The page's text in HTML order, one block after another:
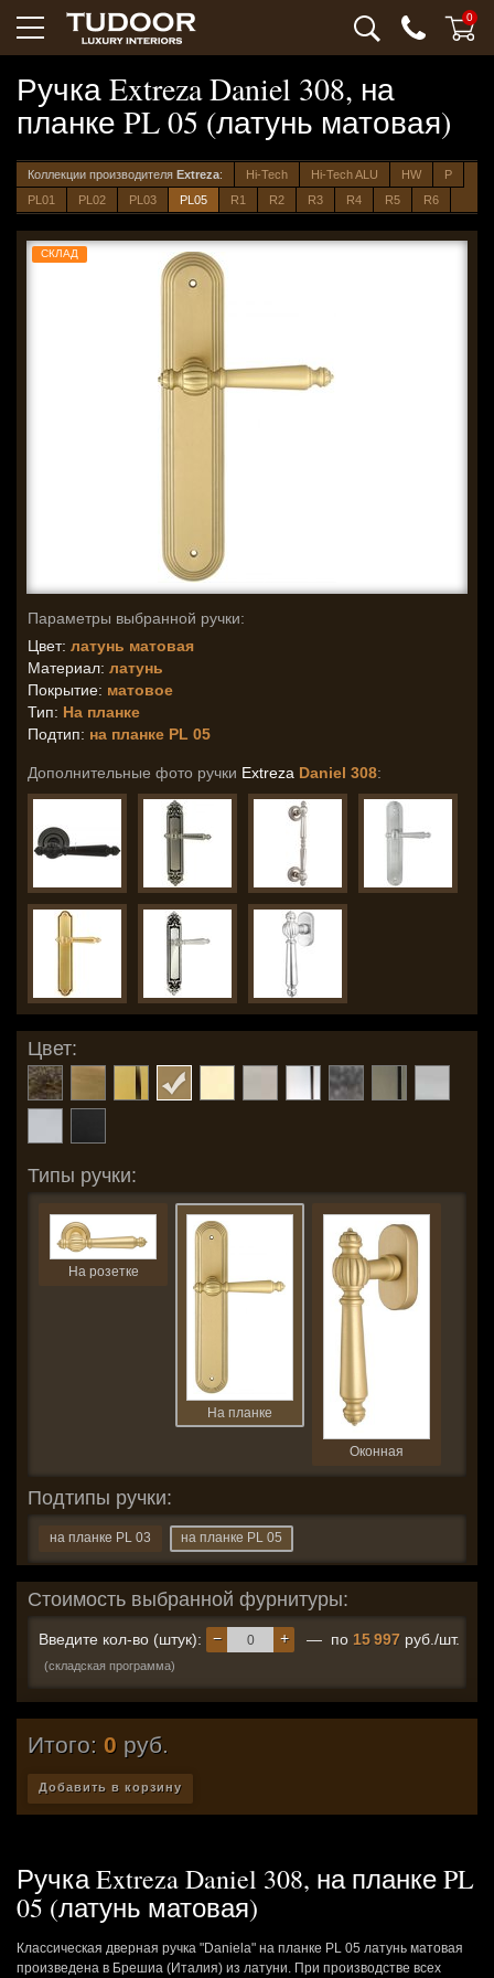
0
Ручка Extreza Daniel 308, на
планке PL 05 (латунь матовая)
Коллекции производителя Extreza: Hi-Tech Hi-Tech ALU HW
P
PL01
PL02 PL03 PL05 R1 R2 R3 R4 R5 R6
СКЛАД
Параметры выбранной ручки:
Цвет: латунь матовая
Материал: латунь
Покрытие: матовое
Тип: На планке
Подтип: на планке PL 05
Дополнительные фото ручки Extreza Daniel 308:
Цвет:
Типы ручки:
На розетке
На планке
Оконная
Подтипы ручки:
на планке PL 03 на планке PL 05
Стоимость выбранной фурнитуры:
Введите кол-во (штук): +
− — по 15 997 руб./шт.
(складская программа)
Итого: 0 руб.
Добавить в корзину
Ручка Extreza Daniel 308, на планке PL
05 (латунь матовая)
Классическая дверная ручка "Daniela" на планке PL 05 латунь матовая
произведена в Брешиа (Италия) из латуни. При производстве всех